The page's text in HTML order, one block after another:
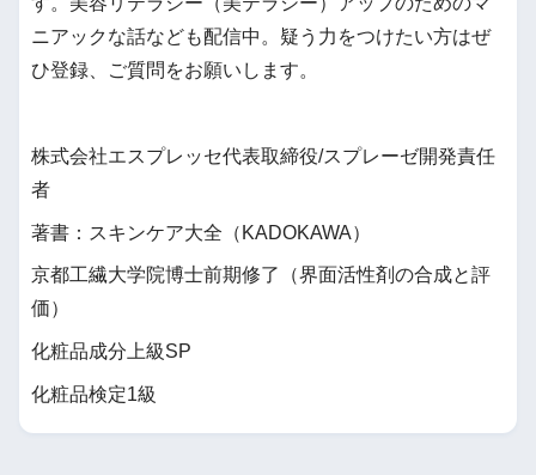
ニアックな話なども配信中。疑う力をつけたい方はぜ
ひ登録、ご質問をお願いします。
株式会社エスプレッセ代表取締役/スプレーゼ開発責任
者
著書：スキンケア大全（KADOKAWA）
京都工繊大学院博士前期修了（界面活性剤の合成と評
価）
化粧品成分上級SP
化粧品検定1級